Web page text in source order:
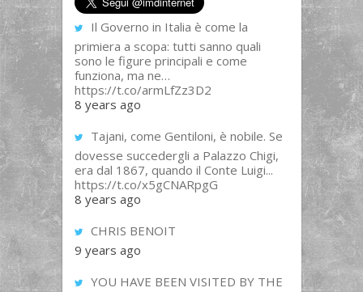
Il Governo in Italia è come la
primiera a scopa: tutti sanno quali
sono le figure principali e come
funziona, ma ne…
https://t.co/armLfZz3D2
8 years ago
Tajani, come Gentiloni, è nobile. Se
dovesse succedergli a Palazzo Chigi,
era dal 1867, quando il Conte Luigi...
https://t.co/x5gCNARpgG
8 years ago
CHRIS BENOIT
9 years ago
YOU HAVE BEEN VISITED BY THE